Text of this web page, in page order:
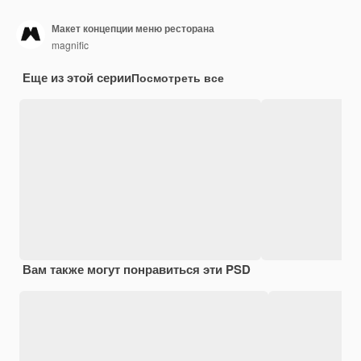
Макет концепции меню ресторана
magnific
Еще из этой серииПосмотреть все
Вам также могут понравиться эти PSD